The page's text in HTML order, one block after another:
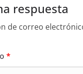
respuesta
de correo
*